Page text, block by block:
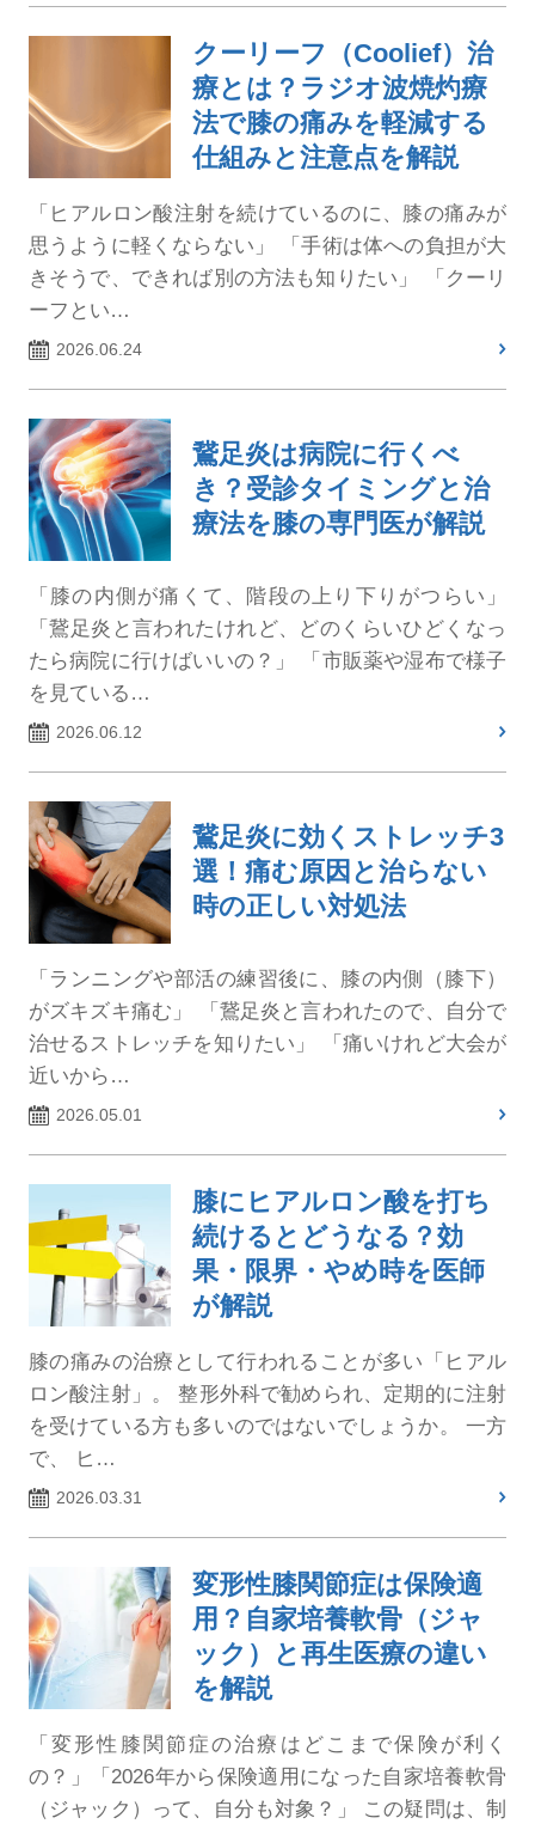
クーリーフ（Coolief）治
療とは？ラジオ波焼灼療
法で膝の痛みを軽減する
仕組みと注意点を解説
「ヒアルロン酸注射を続けているのに、膝の痛みが
思うように軽くならない」 「手術は体への負担が大
きそうで、できれば別の方法も知りたい」 「クーリ
ーフとい…
2026.06.24
鵞足炎は病院に行くべ
き？受診タイミングと治
療法を膝の専門医が解説
「膝の内側が痛くて、階段の上り下りがつらい」
「鵞足炎と言われたけれど、どのくらいひどくなっ
たら病院に行けばいいの？」 「市販薬や湿布で様子
を見ている…
2026.06.12
鵞足炎に効くストレッチ3
選！痛む原因と治らない
時の正しい対処法
「ランニングや部活の練習後に、膝の内側（膝下）
がズキズキ痛む」 「鵞足炎と言われたので、自分で
治せるストレッチを知りたい」 「痛いけれど大会が
近いから…
2026.05.01
膝にヒアルロン酸を打ち
続けるとどうなる？効
果・限界・やめ時を医師
が解説
膝の痛みの治療として行われることが多い「ヒアル
ロン酸注射」。 整形外科で勧められ、定期的に注射
を受けている方も多いのではないでしょうか。 一方
で、 ヒ…
2026.03.31
変形性膝関節症は保険適
用？自家培養軟骨（ジャ
ック）と再生医療の違い
を解説
「変形性膝関節症の治療はどこまで保険が利く
の？」「2026年から保険適用になった自家培養軟骨
（ジャック）って、自分も対象？」 この疑問は、制